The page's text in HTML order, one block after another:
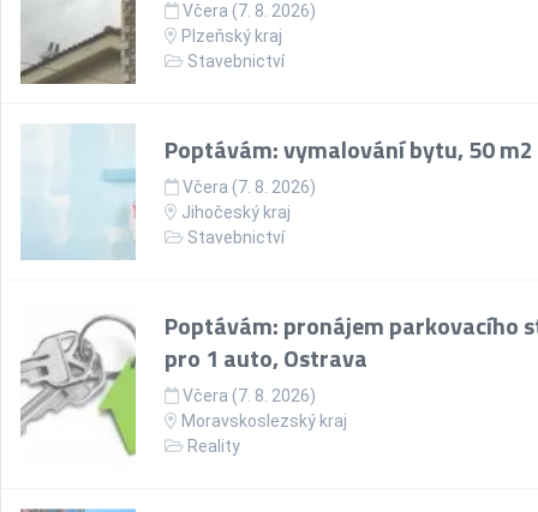
Včera (7. 8. 2026)
Plzeňský kraj
Stavebnictví
Poptávám: vymalování bytu, 50 m2
Včera (7. 8. 2026)
Jihočeský kraj
Stavebnictví
Poptávám: pronájem parkovacího
pro 1 auto, Ostrava
Včera (7. 8. 2026)
Moravskoslezský kraj
Reality